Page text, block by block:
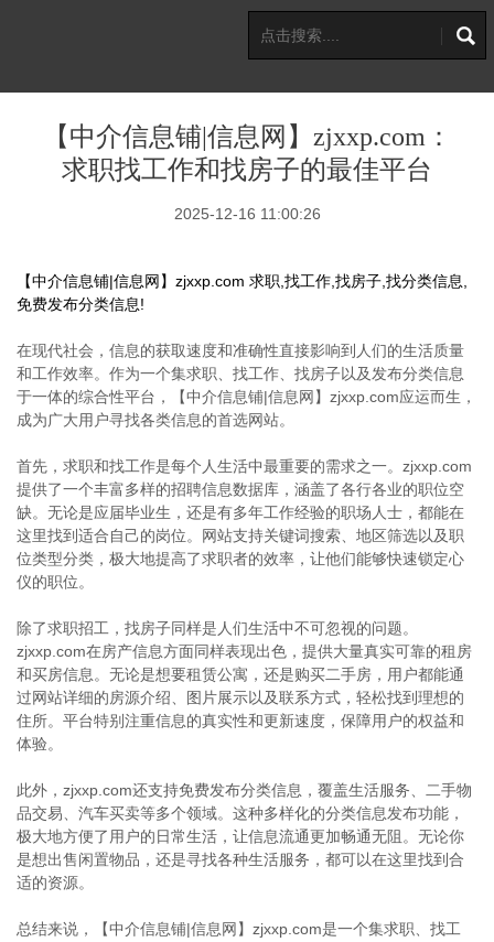
【中介信息铺|信息网】zjxxp.com：
求职找工作和找房子的最佳平台
2025-12-16 11:00:26
【中介信息铺|信息网】zjxxp.com 求职,找工作,找房子,找分类信息,
免费发布分类信息!
在现代社会，信息的获取速度和准确性直接影响到人们的生活质量
和工作效率。作为一个集求职、找工作、找房子以及发布分类信息
于一体的综合性平台，【中介信息铺|信息网】zjxxp.com应运而生，
成为广大用户寻找各类信息的首选网站。
首先，求职和找工作是每个人生活中最重要的需求之一。zjxxp.com
提供了一个丰富多样的招聘信息数据库，涵盖了各行各业的职位空
缺。无论是应届毕业生，还是有多年工作经验的职场人士，都能在
这里找到适合自己的岗位。网站支持关键词搜索、地区筛选以及职
位类型分类，极大地提高了求职者的效率，让他们能够快速锁定心
仪的职位。
除了求职招工，找房子同样是人们生活中不可忽视的问题。
zjxxp.com在房产信息方面同样表现出色，提供大量真实可靠的租房
和买房信息。无论是想要租赁公寓，还是购买二手房，用户都能通
过网站详细的房源介绍、图片展示以及联系方式，轻松找到理想的
住所。平台特别注重信息的真实性和更新速度，保障用户的权益和
体验。
此外，zjxxp.com还支持免费发布分类信息，覆盖生活服务、二手物
品交易、汽车买卖等多个领域。这种多样化的分类信息发布功能，
极大地方便了用户的日常生活，让信息流通更加畅通无阻。无论你
是想出售闲置物品，还是寻找各种生活服务，都可以在这里找到合
适的资源。
总结来说，【中介信息铺|信息网】zjxxp.com是一个集求职、找工